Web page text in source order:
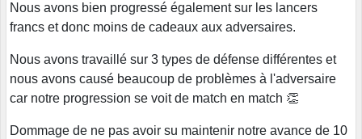
Nous avons bien progressé également sur les lancers
francs et donc moins de cadeaux aux adversaires.
Nous avons travaillé sur 3 types de défense différentes et
nous avons causé beaucoup de problèmes à l'adversaire
car notre progression se voit de match en match 👏
Dommage de ne pas avoir su maintenir notre avance de 10